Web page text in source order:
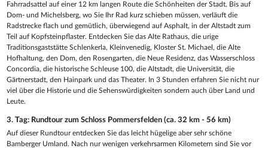
Fahrradsattel auf einer 12 km langen Route die Schönheiten der Stadt. Bis auf
Dom- und Michelsberg, wo Sie Ihr Rad kurz schieben müssen, verläuft die
Radstrecke flach und gemütlich, überwiegend auf Asphalt, in der Altstadt zum
Teil auf Kopfsteinpflaster. Entdecken Sie das Alte Rathaus, die urige
Traditionsgaststätte Schlenkerla, Kleinvenedig, Kloster St. Michael, die Alte
Hofhaltung, den Dom, den Rosengarten, die Neue Residenz, das Wasserschloss
Concordia, die historische Schleuse 100, die Altstadt, die Universität, die
Gärtnerstadt, den Hainpark und das Theater. In 3 Stunden erfahren Sie nicht nur
viel über die Historie und die Sehenswürdigkeiten sondern auch über Land und
Leute.
3. Tag: Rundtour zum Schloss Pommersfelden (ca. 32 km - 56 km)
Auf dieser Rundtour entdecken Sie das leicht hügelige aber sehr schöne
Bamberger Umland. Nach nur wenigen verkehrsarmen Kilometern sind Sie vor